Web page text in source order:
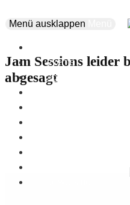
Menü ausklappen
events
about
Jam Sessions leider
abgesagt